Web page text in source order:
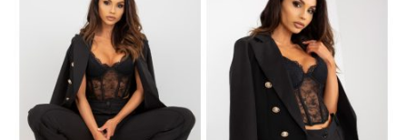
Od dłuższego czasu zastanawiasz się co to znaczy total look?
Jest to nic innego, jak stylizacja złożona z ubrań o tym samym
kolorze lub materiale. W tym przypadku rozpatrzymy modne
stylizacje z jeansu, aczkolwiek w modzie możemy również
znaleźć outfity ułożone…